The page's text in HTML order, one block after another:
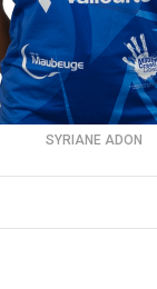
SYRIANE ADON